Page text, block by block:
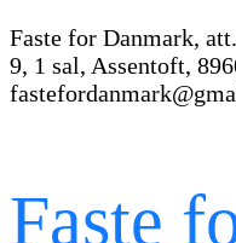
Faste for Danmark,
9, 1 sal, Assentoft,
Faste